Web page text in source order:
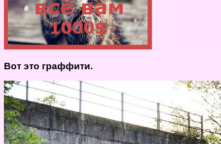
Вот это граффити.